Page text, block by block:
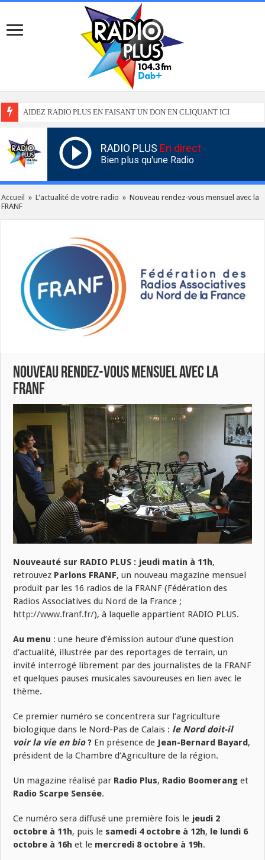
AIDEZ RADIO PLUS EN FAISANT UN DON EN CLIQUANT ICI
RADIO PLUS En direct
Bien plus qu'une Radio
Accueil » L'actualité de votre radio » Nouveau rendez-vous mensuel avec la
FRANF
Nouveau rendez-vous mensuel avec la
FRANF
Nouveauté sur RADIO PLUS : jeudi matin à 11h,
retrouvez Parlons FRANF, un nouveau magazine mensuel
produit par les 16 radios de la FRANF (Fédération des
Radios Associatives du Nord de la France ;
http://www.franf.fr/), à laquelle appartient RADIO PLUS.
Au menu : une heure d’émission autour d’une question
d’actualité, illustrée par des reportages de terrain, un
invité interrogé librement par des journalistes de la FRANF
et quelques pauses musicales savoureuses en lien avec le
thème.
Ce premier numéro se concentrera sur l’agriculture
biologique dans le Nord-Pas de Calais : le Nord doit-il
voir la vie en bio? En présence de Jean-Bernard Bayard,
président de la Chambre d’Agriculture de la région.
Un magazine réalisé par Radio Plus, Radio Boomerang et
Radio Scarpe Sensée.
Ce numéro sera diffusé une première fois le jeudi 2
octobre à 11h, puis le samedi 4 octobre à 12h, le lundi 6
octobre à 16h et le mercredi 8 octobre à 19h.